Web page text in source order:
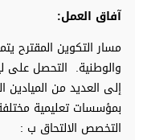
آفاق العمل:
مسار التكوين المقترح
والوطنية. التحصل على
إلى العديد من الميادين
بمؤسسات تعليمية
التخصص الالتحاق ب :